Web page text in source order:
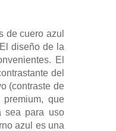
de cuero azul
diseño de la
El
del
(contraste de
que
sea para uso
azul es una